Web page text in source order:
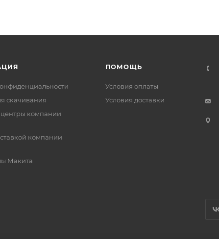
скачивания
компании
компании
Макита
ПОМОЩЬ
Условия оплаты
Условия доставки